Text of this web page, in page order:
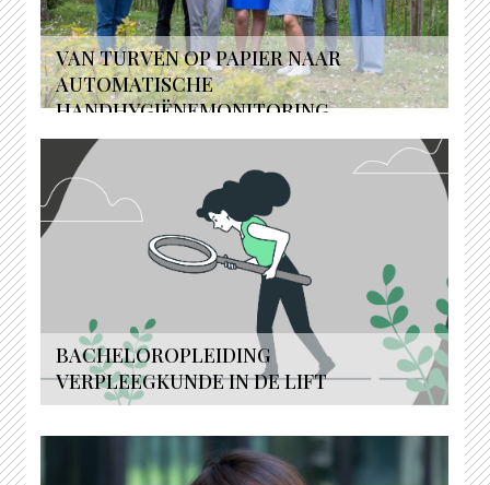
VAN TURVEN OP PAPIER NAAR
AUTOMATISCHE
HANDHYGIËNEMONITORING...
BACHELOROPLEIDING
VERPLEEGKUNDE IN DE LIFT